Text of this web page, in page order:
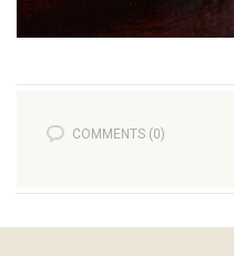
COMMENTS (0)